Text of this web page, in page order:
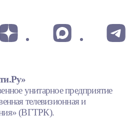
унитарное предприятие
телевизионная и
(ВГТРК).